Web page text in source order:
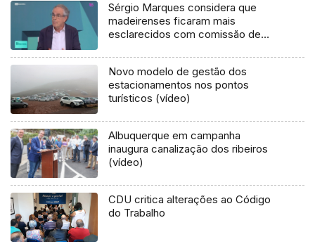
Sérgio Marques considera que
madeirenses ficaram mais
esclarecidos com comissão de
Novo modelo de gestão dos
estacionamentos nos pontos
turísticos (vídeo)
Albuquerque em campanha
inaugura canalização dos ribeiros
(vídeo)
CDU critica alterações ao Código
do Trabalho